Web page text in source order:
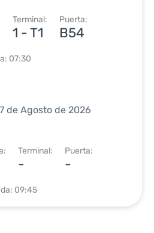
Terminal:
1 - T1
Puerta:
B54
07:30
de Agosto de 2026
Terminal:
-
Puerta:
-
09:45